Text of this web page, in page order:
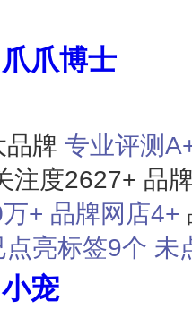
爪爪博士
品牌 专业评测
注度2627+ 品
+ 品牌网店4+
点亮标签9个 未
小宠